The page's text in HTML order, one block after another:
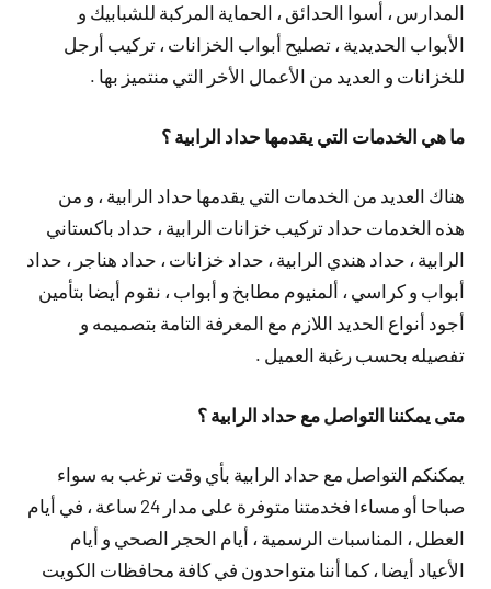
المدارس ، أسوا الحدائق ، الحماية المركبة للشبابيك و
الأبواب الحديدية ، تصليح أبواب الخزانات ، تركيب أرجل
للخزانات و العديد من الأعمال الأخر التي منتميز بها .
ما هي الخدمات التي يقدمها حداد الرابية ؟
هناك العديد من الخدمات التي يقدمها حداد الرابية ، و من
هذه الخدمات حداد تركيب خزانات الرابية ، حداد باكستاني
الرابية ، حداد هندي الرابية ، حداد خزانات ، حداد هناجر ، حداد
أبواب و كراسي ، ألمنيوم مطابخ و أبواب ، نقوم أيضا بتأمين
أجود أنواع الحديد اللازم مع المعرفة التامة بتصميمه و
تفصيله بحسب رغبة العميل .
متى يمكننا التواصل مع حداد الرابية ؟
يمكنكم التواصل مع حداد الرابية بأي وقت ترغب به سواء
صباحا أو مساءا فخدمتنا متوفرة على مدار 24 ساعة ، في أيام
العطل ، المناسبات الرسمية ، أيام الحجر الصحي و أيام
الأعياد أيضا ، كما أننا متواحدون في كافة محافظات الكويت